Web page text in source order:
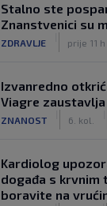
Stalno ste
Znanstvenici su
ZDRAVLJE prije 11 h
Izvanredno
Viagre
ZNANOST 6. kol.
Kardiolog
događa s krvnim
boravite na